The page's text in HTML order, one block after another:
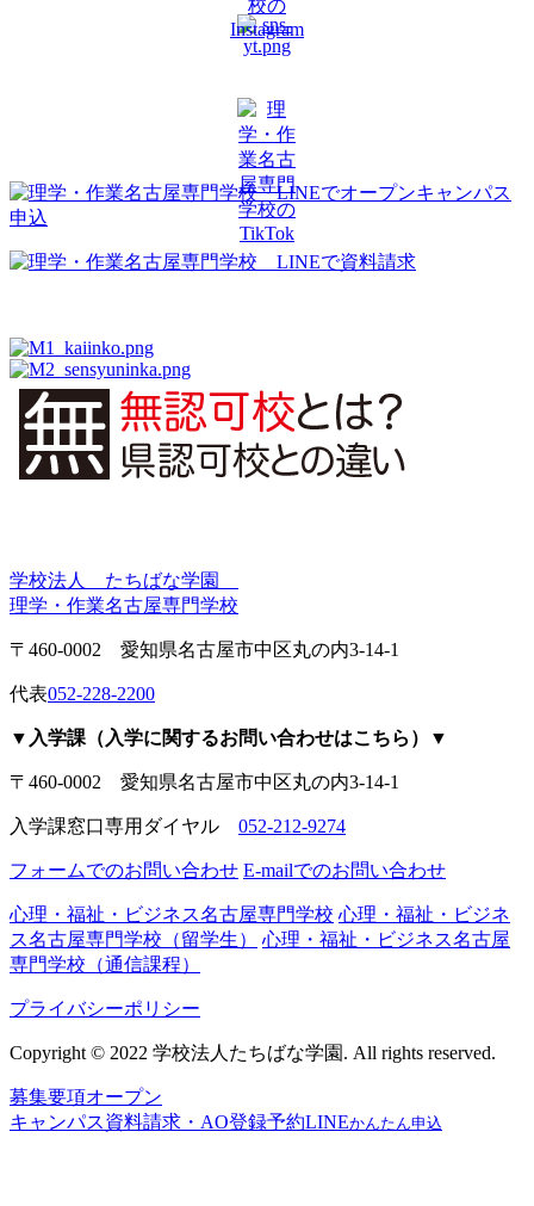
学校法人 たちばな学園
理学・作業名古屋専門学校
〒460-0002 愛知県名古屋市中区丸の内3-14-1
代表052-228-2200
▼入学課（入学に関するお問い合わせはこちら）▼
〒460-0002 愛知県名古屋市中区丸の内3-14-1
入学課窓口専用ダイヤル 052-212-9274
フォームでのお問い合わせ E-mailでのお問い合わせ
心理・福祉・ビジネス名古屋専門学校 心理・福祉・ビジネ
ス名古屋専門学校（留学生）
心理・福祉・ビジネス名古屋
専門学校（通信課程）
プライバシーポリシー
Copyright © 2022 学校法人たちばな学園. All rights reserved.
募集要項オープン
キャンパス資料請求・AO登録予約LINEかんたん申込